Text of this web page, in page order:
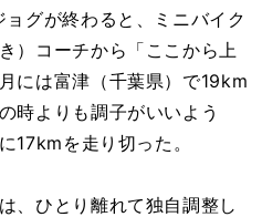
グが終わると、ミニバイク
）コーチから「ここから上
には富津（千葉県）で19km
時よりも調子がいいよう
17kmを走り切った。
、ひとり離れて独自調整し